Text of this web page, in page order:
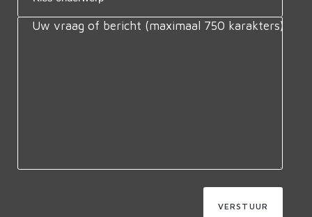
VERSTUUR